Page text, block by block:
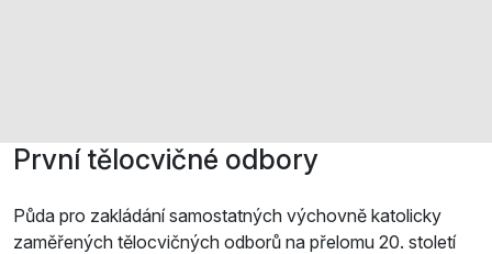
První tělocvičné odbory
Půda pro zakládání samostatných výchovně katolicky
zaměřených tělocvičných odborů na přelomu 20. století